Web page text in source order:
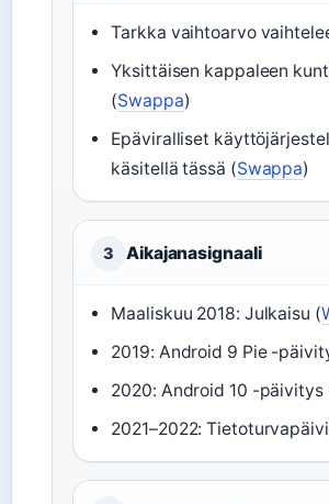
Tarkka vaihtoarvo
Yksittäisen kappaleen
(Swappa)
Epäviralliset
käsitellä tässä (Swappa)
3 Aikajanasignaali
Maaliskuu 2018: Julkaisu (
2019: Android 9 Pie -
2020: Android 10 -päivitys
2021–2022: